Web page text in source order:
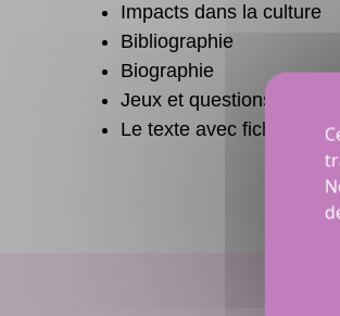
Impacts dans la culture
Bibliographie
Biographie
Jeux et questions
Le texte avec fiches de